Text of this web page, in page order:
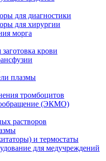
для диагностики
для хирургии
морга
крови
плазмы
тромбоцитов
(ЭКМО)
растворов
и термостаты
для медучреждений